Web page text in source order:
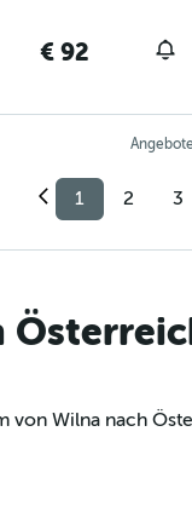
€ 92
1 2 3
von Wilna nach